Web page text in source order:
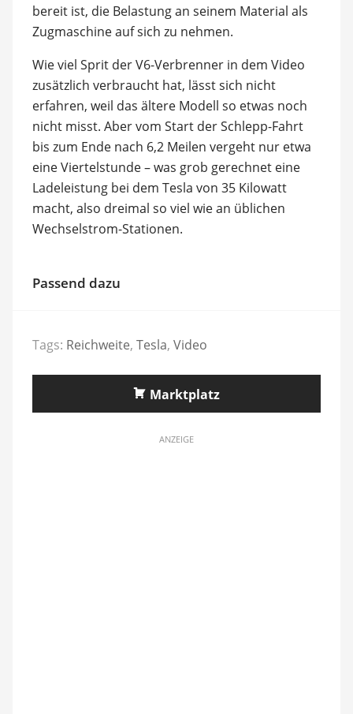
bereit ist, die Belastung an seinem Material als
Zugmaschine auf sich zu nehmen.
Wie viel Sprit der V6-Verbrenner in dem Video
zusätzlich verbraucht hat, lässt sich nicht
erfahren, weil das ältere Modell so etwas noch
nicht misst. Aber vom Start der Schlepp-Fahrt
bis zum Ende nach 6,2 Meilen vergeht nur etwa
eine Viertelstunde – was grob gerechnet eine
Ladeleistung bei dem Tesla von 35 Kilowatt
macht, also dreimal so viel wie an üblichen
Wechselstrom-Stationen.
Passend dazu
Tags: Reichweite, Tesla, Video
Marktplatz
ANZEIGE